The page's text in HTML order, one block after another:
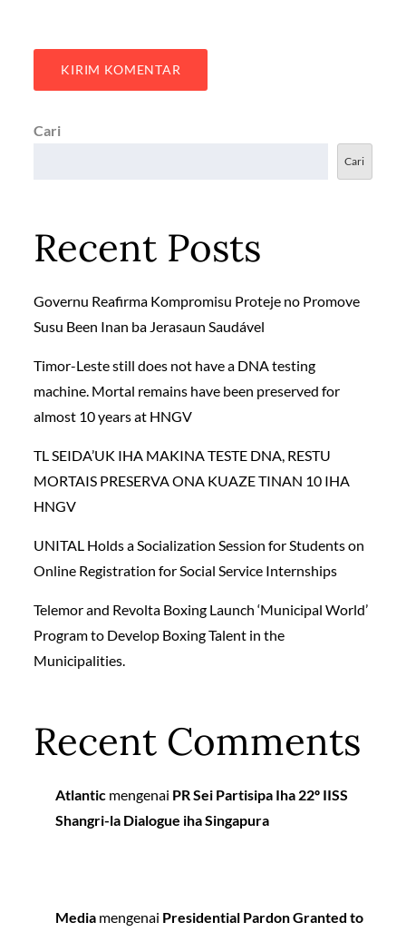
Cari
Cari
Recent Posts
Governu Reafirma Kompromisu Proteje no Promove
Susu Been Inan ba Jerasaun Saudável
Timor-Leste still does not have a DNA testing
machine. Mortal remains have been preserved for
almost 10 years at HNGV
TL SEIDA’UK IHA MAKINA TESTE DNA, RESTU
MORTAIS PRESERVA ONA KUAZE TINAN 10 IHA
HNGV
UNITAL Holds a Socialization Session for Students on
Online Registration for Social Service Internships
Telemor and Revolta Boxing Launch ‘Municipal World’
Program to Develop Boxing Talent in the
Municipalities.
Recent Comments
Atlantic mengenai PR Sei Partisipa Iha 22º IISS
Shangri-la Dialogue iha Singapura
Media mengenai Presidential Pardon Granted to